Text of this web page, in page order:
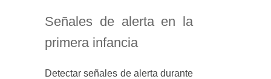
Señales de alerta en la
primera infancia
Detectar señales de alerta durante